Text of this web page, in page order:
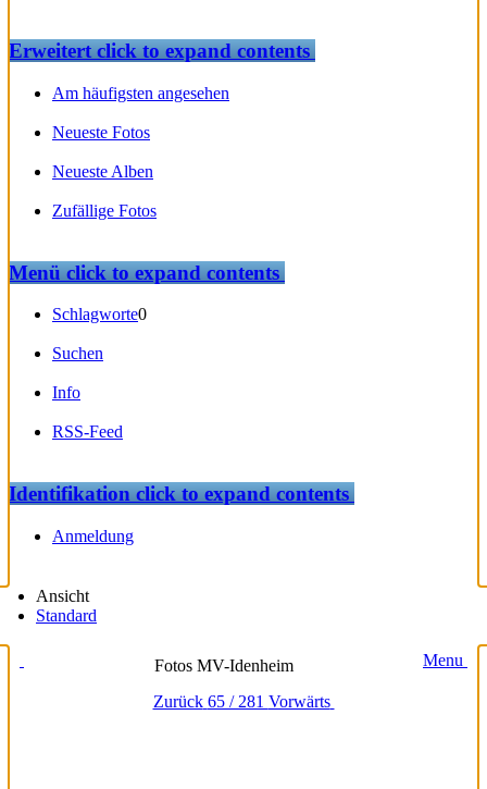
Erweitertclick to expand contents
Am häufigsten angesehen
Neueste Fotos
Neueste Alben
Zufällige Fotos
Menüclick to expand contents
Schlagworte0
Suchen
Info
RSS-Feed
Identifikationclick to expand contents
Anmeldung
Ansicht
Standard
Fotos MV-Idenheim Menu
Zurück 65 / 281 Vorwärts